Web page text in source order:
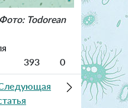
Todorean
393 0